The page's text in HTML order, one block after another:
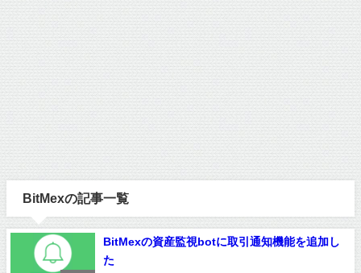
BitMexの記事一覧
BitMexの資産監視botに取引通知機能を追加し
た